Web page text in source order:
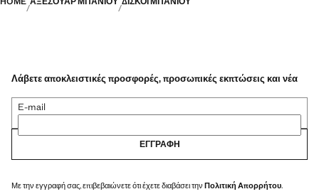
Λάβετε αποκλειστικές προσφορές, προσωπικές εκπτώσεις και νέα
E-mail
ΕΓΓΡΑΦΉ
Με την εγγραφή σας, επιβεβαιώνετε ότι έχετε διαβάσει την Πολιτική Απορρήτου.